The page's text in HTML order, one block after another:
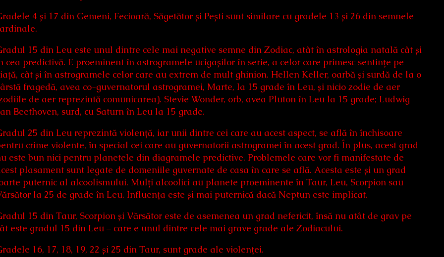
4 și 17 din Gemeni, Fecioară, Săgetător și Pești sunt similare cu gradele 13 și 26 din semnele
15 din Leu este unul dintre cele mai negative semne din Zodiac, atât în astrologia natală cât și
cea predictivă. E proeminent în astrogramele ucigașilor în serie, a celor care primesc sentințe pe
cât și în astrogramele celor care au extrem de mult ghinion. Hellen Keller, oarbă și surdă de la o
fragedă, avea co-guvernatorul astrogramei, Marte, la 15 grade în Leu, și nicio zodie de aer
de aer reprezintă comunicarea). Stevie Wonder, orb, avea Pluton în Leu la 15 grade; Ludwig
Beethoven, surd, cu Saturn în Leu la 15 grade.
25 din Leu reprezintă violență, iar unii dintre cei care au acest aspect, se află în închisoare
crime violente, în special cei care au guvernatorii astrogramei în acest grad. În plus, acest grad
este bun nici pentru planetele din diagramele predictive. Problemele care vor fi manifestate de
plasament sunt legate de domeniile guvernate de casa în care se află. Acesta este și un grad
puternic al alcoolismului. Mulți alcoolici au planete proeminente în Taur, Leu, Scorpion sau
la 25 de grade în Leu. Influența este și mai puternică dacă Neptun este implicat.
15 din Taur, Scorpion și Vărsător este de asemenea un grad nefericit, însă nu atât de grav pe
este gradul 15 din Leu – care e unul dintre cele mai grave grade ale Zodiacului.
16, 17, 18, 19, 22 și 25 din Taur, sunt grade ale violenței.